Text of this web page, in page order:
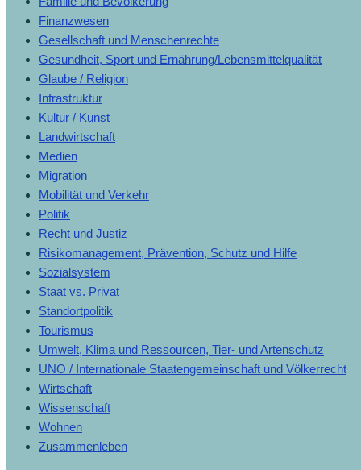
Finanzwesen
Gesellschaft und Menschenrechte
Gesundheit, Sport und Ernährung/Lebensmittelqualität
Glaube / Religion
Infrastruktur
Kultur / Kunst
Landwirtschaft
Medien
Migration
Mobilität und Verkehr
Politik
Recht und Justiz
Risikomanagement, Prävention, Schutz und Hilfe
Sozialsystem
Staat vs. Privat
Standortpolitik
Tourismus
Umwelt, Klima und Ressourcen, Tier- und Artenschutz
UNO / Internationale Staatengemeinschaft und Völkerrecht
Wirtschaft
Wissenschaft
Wohnen
Zusammenleben